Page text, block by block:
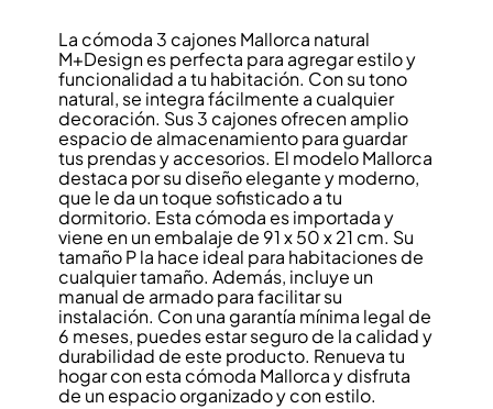
La cómoda 3 cajones Mallorca natural
M+Design es perfecta para agregar estilo y
funcionalidad a tu habitación. Con su tono
natural, se integra fácilmente a cualquier
decoración. Sus 3 cajones ofrecen amplio
espacio de almacenamiento para guardar
tus prendas y accesorios. El modelo Mallorca
destaca por su diseño elegante y moderno,
que le da un toque sofisticado a tu
dormitorio. Esta cómoda es importada y
viene en un embalaje de 91 x 50 x 21 cm. Su
tamaño P la hace ideal para habitaciones de
cualquier tamaño. Además, incluye un
manual de armado para facilitar su
instalación. Con una garantía mínima legal de
6 meses, puedes estar seguro de la calidad y
durabilidad de este producto. Renueva tu
hogar con esta cómoda Mallorca y disfruta
de un espacio organizado y con estilo.